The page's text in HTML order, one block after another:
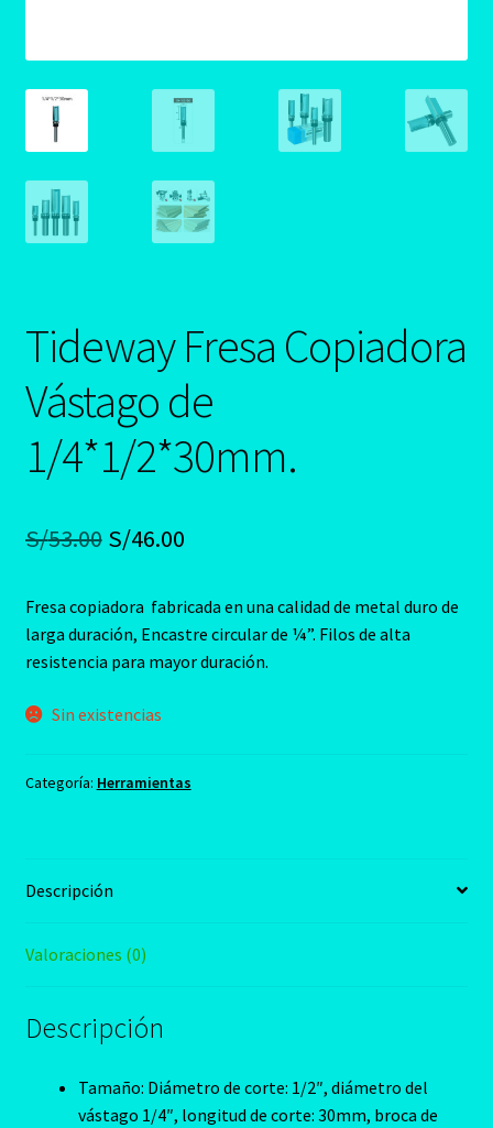
Tideway Fresa Copiadora
Vástago de
1/4*1/2*30mm.
S/53.00 El
original
era:
S/46.00El
actual
es:
Fresa copiadora fabricada en una calidad de metal duro de
larga duración, Encastre circular de ¼”. Filos de alta
resistencia para mayor duración.
Sin existencias
Categoría: Herramientas
Descripción
Valoraciones (0)
Descripción
Tamaño: Diámetro de corte: 1/2″, diámetro del
vástago 1/4″, longitud de corte: 30mm, broca de